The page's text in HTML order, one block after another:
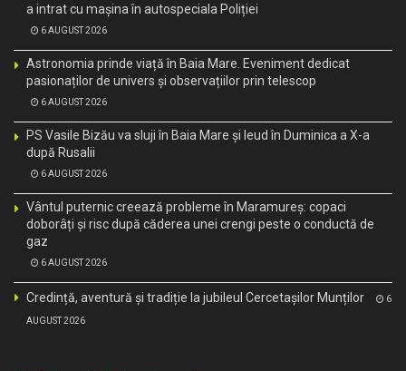
a intrat cu mașina în autospeciala Poliției
6 AUGUST 2026
Astronomia prinde viață în Baia Mare. Eveniment dedicat
pasionaților de univers și observațiilor prin telescop
6 AUGUST 2026
PS Vasile Bizău va sluji în Baia Mare și Ieud în Duminica a X-a
după Rusalii
6 AUGUST 2026
Vântul puternic creează probleme în Maramureș: copaci
doborâți și risc după căderea unei crengi peste o conductă de
gaz
6 AUGUST 2026
Credință, aventură și tradiție la jubileul Cercetașilor Munților 6
AUGUST 2026